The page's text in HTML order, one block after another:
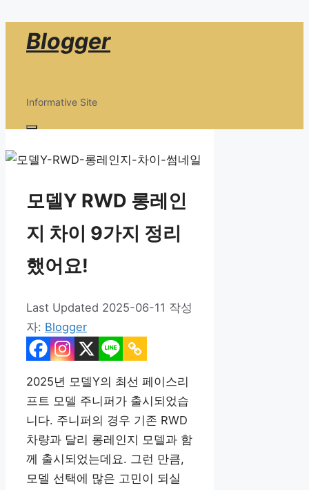
너
뛰
Blogger
Informative Site
메
모델Y RWD 롱레인
지 차이 9가지 정리
했어요!
2025-06-11 작성
자: Blogger
2025년 모델Y의 최선 페이스리
프트 모델 주니퍼가 출시되었습
니다. 주니퍼의 경우 기존 RWD
차량과 달리 롱레인지 모델과 함
께 출시되었는데요. 그런 만큼,
모델 선택에 많은 고민이 되실